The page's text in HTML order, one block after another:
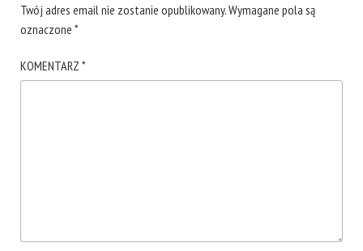
Twój adres email nie zostanie opublikowany.Wymagane pola są
oznaczone *
KOMENTARZ *